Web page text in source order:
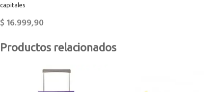
capitales
$16.999,90
Productos relacionados